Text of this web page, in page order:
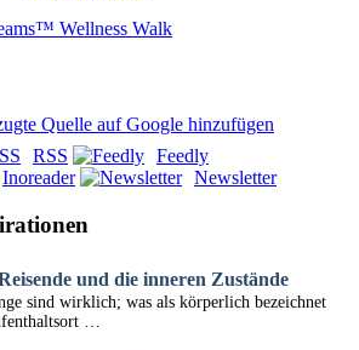
Wellness Walk
RSS
Feedly
Inoreader
Newsletter
und die inneren Zustände
sind wirklich; was als körperlich bezeichnet
…